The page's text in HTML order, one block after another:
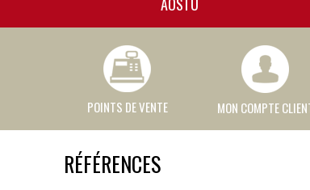
POINTS DE VENTE MON COMPTE
RÉFÉRENCES